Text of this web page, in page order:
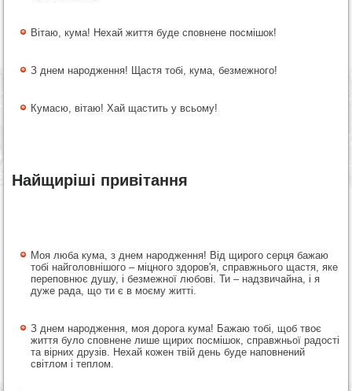
Вітаю, кума! Нехай життя буде сповнене посмішок!
З днем народження! Щастя тобі, кума, безмежного!
Кумасю, вітаю! Хай щастить у всьому!
Найщиріші привітання
Моя люба кума, з днем народження! Від щирого серця бажаю
тобі найголовнішого – міцного здоров'я, справжнього щастя, яке
переповнює душу, і безмежної любові. Ти – надзвичайна, і я
дуже рада, що ти є в моєму житті.
З днем народження, моя дорога кума! Бажаю тобі, щоб твоє
життя було сповнене лише щирих посмішок, справжньої радості
та вірних друзів. Нехай кожен твій день буде наповнений
світлом і теплом.